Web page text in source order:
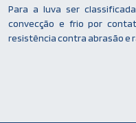
Para a luva ser
convecção e frio por
resistência contra abrasão e